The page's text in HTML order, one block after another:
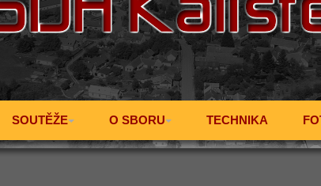
SOUTĚŽE O SBORU TECHNIKA